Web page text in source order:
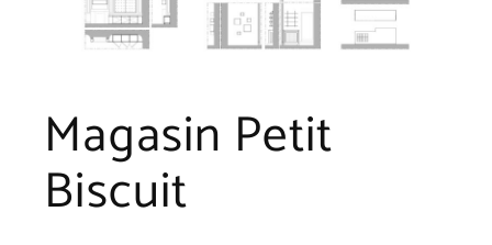
Magasin Petit
Biscuit